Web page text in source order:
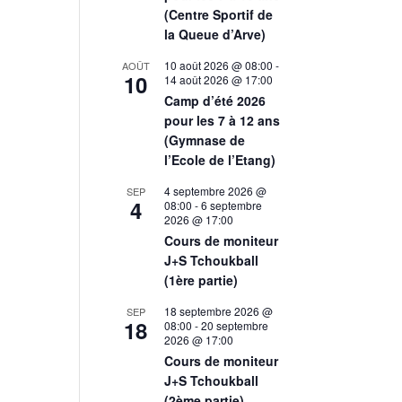
(Centre Sportif de
la Queue d’Arve)
AOÛT
10
10 août 2026 @ 08:00 -
14 août 2026 @ 17:00
Camp d’été 2026
pour les 7 à 12 ans
(Gymnase de
l’Ecole de l’Etang)
SEP
4
4 septembre 2026 @
08:00 -6 septembre
2026 @ 17:00
Cours de moniteur
J+S Tchoukball
(1ère partie)
SEP
18
18 septembre 2026 @
08:00 -20 septembre
2026 @ 17:00
Cours de moniteur
J+S Tchoukball